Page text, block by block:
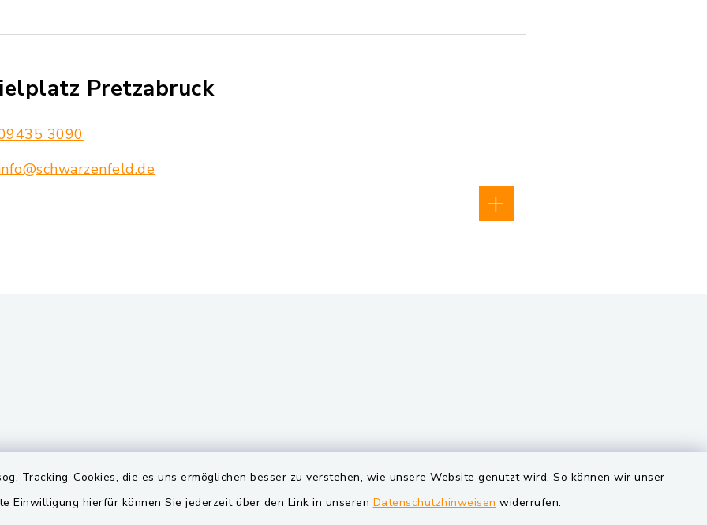
Tracking-Cookies, die es uns ermöglichen besser zu verstehen, wie unsere Website genutzt wird. So können wir unser
Einwilligung hierfür können Sie jederzeit über den Link in unseren Datenschutzhinweisen widerrufen.
Pretzabruck
3090
Quicklinks VG und Gemeinden